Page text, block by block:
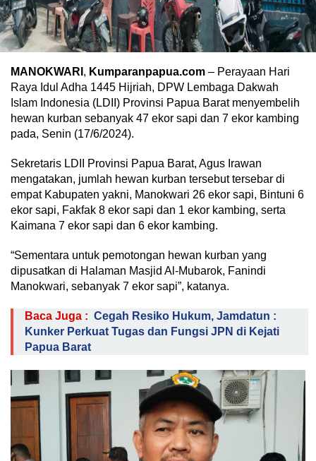
MANOKWARI , Kumparanpapua.com – Perayaan Hari
Raya Idul Adha 1445 Hijriah, DPW Lembaga Dakwah
Islam Indonesia (LDII) Provinsi Papua Barat menyembelih
hewan kurban sebanyak 47 ekor sapi dan 7 ekor kambing
pada, Senin (17/6/2024).
Sekretaris LDII Provinsi Papua Barat, Agus Irawan
mengatakan, jumlah hewan kurban tersebut tersebar di
empat Kabupaten yakni, Manokwari 26 ekor sapi, Bintuni 6
ekor sapi, Fakfak 8 ekor sapi dan 1 ekor kambing, serta
Kaimana 7 ekor sapi dan 6 ekor kambing.
“Sementara untuk pemotongan hewan kurban yang
dipusatkan di Halaman Masjid Al-Mubarok, Fanindi
Manokwari, sebanyak 7 ekor sapi”, katanya.
Baca Juga : Cegah Resiko Hukum, Jamdatun :
Kunker Perkuat Tugas dan Fungsi JPN di Kejati
Papua Barat